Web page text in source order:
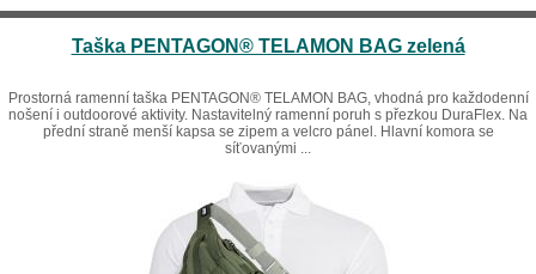
Taška PENTAGON® TELAMON BAG zelená
Prostorná ramenní taška PENTAGON® TELAMON BAG, vhodná pro každodenní
nošení i outdoorové aktivity. Nastavitelný ramenní poruh s přezkou DuraFlex. Na
přední straně menší kapsa se zipem a velcro pánel. Hlavní komora se
síťovanými ...